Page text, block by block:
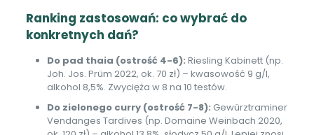
Ranking zastosowań: co wybrać do
konkretnych dań?
Do pad thaia (ostrość 4-6): Riesling Kabinett (np.
Joh. Jos. Prüm 2022, ok. 70 zł) – kwasowość 9 g/l,
alkohol 8,5%. Zwycięża w 8 na 10 testów.
Do zielonego curry (ostrość 7-8): Gewürztraminer
Vendanges Tardives (np. Domaine Weinbach 2020,